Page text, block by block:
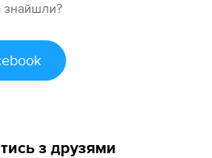
знайшли?
з друзями